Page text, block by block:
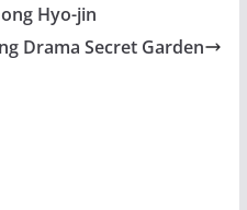
Hyo-jin
Drama Secret Garden